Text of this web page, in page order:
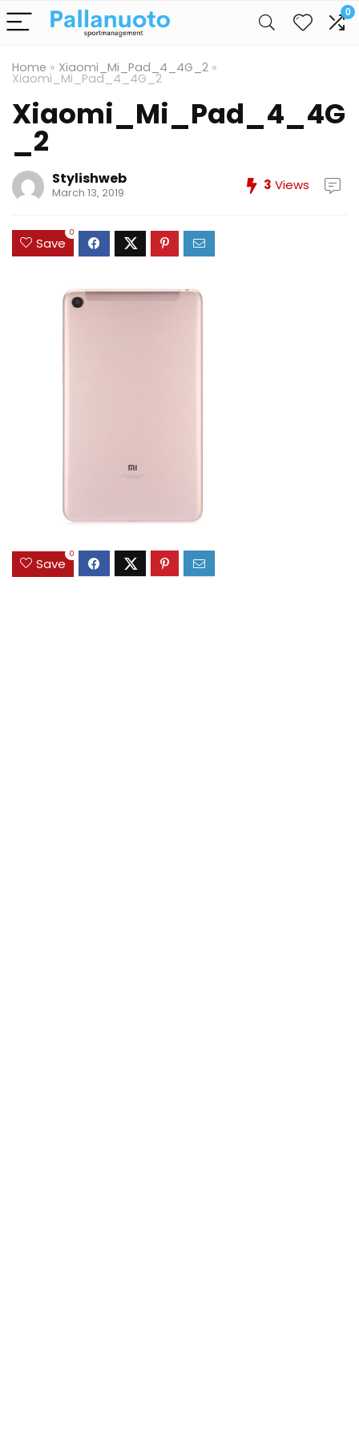
0
Home » Xiaomi_Mi_Pad_4_4G_2 »
Xiaomi_Mi_Pad_4_4G_2
Xiaomi_Mi_Pad_4_4G
_2
Stylishweb
March 13, 2019 3 Views
Save
0
Save
0